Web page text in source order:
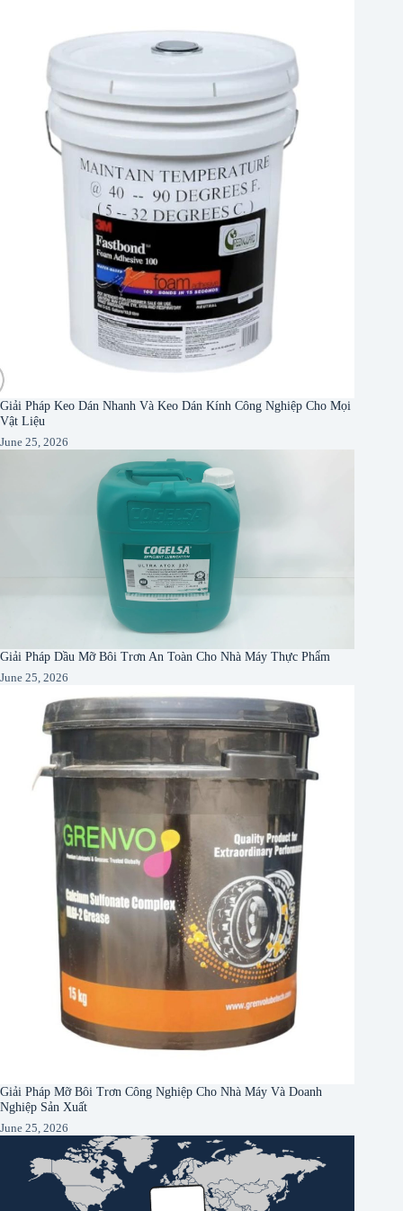
Giải Pháp Keo Dán Nhanh Và Keo Dán Kính Công Nghiệp Cho Mọi
Vật Liệu
June 25, 2026
Giải Pháp Dầu Mỡ Bôi Trơn An Toàn Cho Nhà Máy Thực Phẩm
June 25, 2026
Giải Pháp Mỡ Bôi Trơn Công Nghiệp Cho Nhà Máy Và Doanh
Nghiệp Sản Xuất
June 25, 2026